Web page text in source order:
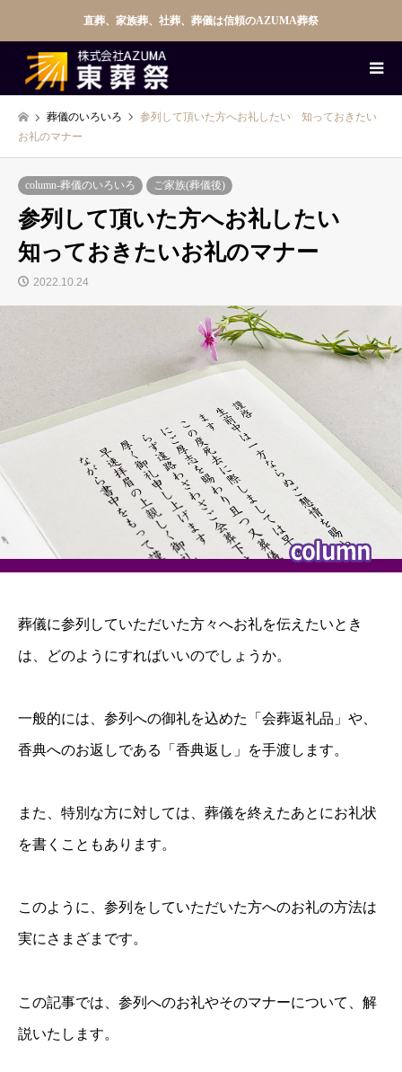
直葬、家族葬、社葬、葬儀は信頼のAZUMA葬祭
葬儀のいろいろ
参列して頂いた方へお礼したい 知っておきたい
お礼のマナー
column-葬儀のいろいろ ご家族(葬儀後)
参列して頂いた方へお礼したい
知っておきたいお礼のマナー
2022.10.24
葬儀に参列していただいた方々へお礼を伝えたいとき
は、どのようにすればいいのでしょうか。
一般的には、参列への御礼を込めた「会葬返礼品」や、
香典へのお返しである「香典返し」を手渡します。
また、特別な方に対しては、葬儀を終えたあとにお礼状
を書くこともあります。
このように、参列をしていただいた方へのお礼の方法は
実にさまざまです。
この記事では、参列へのお礼やそのマナーについて、解
説いたします。